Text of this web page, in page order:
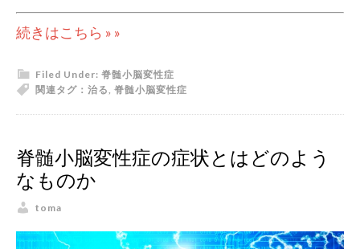
続きはこちら » »
Filed Under: 脊髄小脳変性症
関連タグ： 治る, 脊髄小脳変性症
脊髄小脳変性症の症状とはどのよう
なものか
toma